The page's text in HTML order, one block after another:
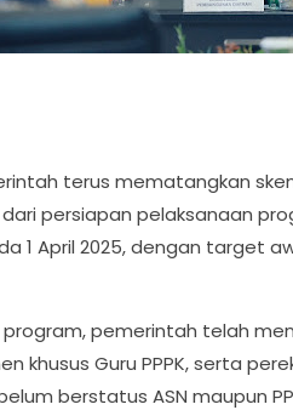
terus mematangkan
persiapan pelaksanaan
1 April 2025, dengan target
pemerintah telah
khusus Guru PPPK, serta
berstatus ASN maupun